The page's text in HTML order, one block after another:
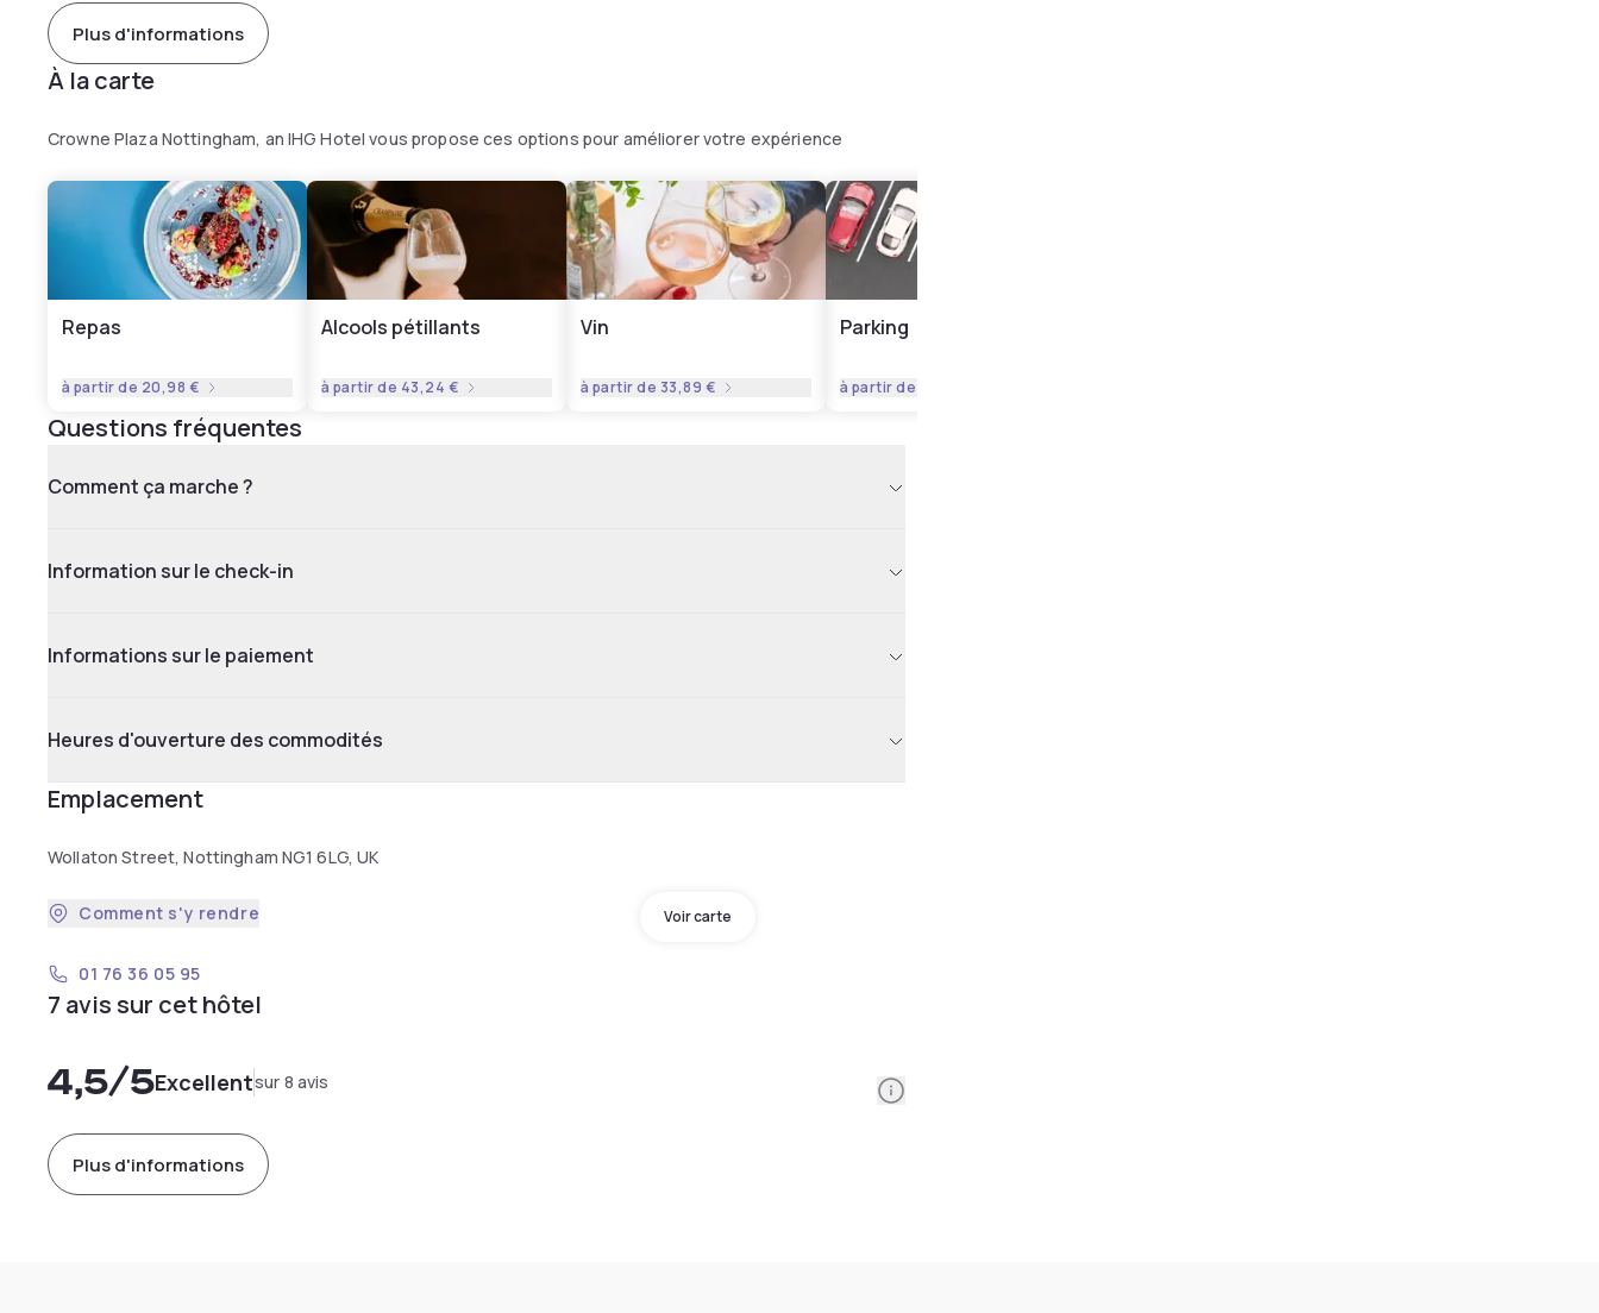
Plus d'informations
À la carte
Crowne Plaza Nottingham, an IHG Hotel vous propose ces options pour améliorer votre expérience
Repas
à partir de 20,98 €
Alcools pétillants
à partir de 43,24 €
Vin
à partir de 33,89 €
Parking
à partir de
Questions fréquentes
Comment ça marche ?
Information sur le check-in
Informations sur le paiement
Heures d'ouverture des commodités
Emplacement
Wollaton Street, Nottingham NG1 6LG, UK
Voir carte
Comment s'y rendre
01 76 36 05 95
7 avis sur cet hôtel
4,5/5Excellentsur 8 avis Information
Plus d'informations